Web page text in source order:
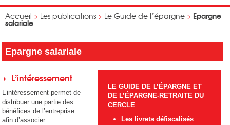
Accueil > Les publications > Le Guide de l’épargne > Epargne
salariale
Epargne salariale
LE GUIDE DE L’ÉPARGNE ET
DE L’ÉPARGNE-RETRAITE DU
CERCLE
Les livrets défiscalisés
◗ L’intéressement
L’intéressement permet de
distribuer une partie des
bénéfices de l’entreprise
afin d’associer